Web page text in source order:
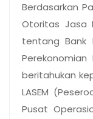
Berdasarkan
Otoritas Jasa
tentang Bank
beritahukan
LASEM
Pusat